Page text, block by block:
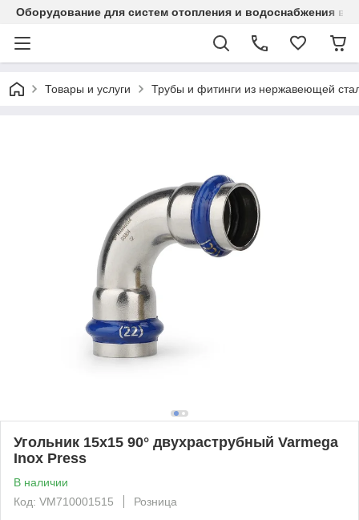
Оборудование для систем отопления и водоснабжения в
Товары и услуги Трубы и фитинги из нержавеющей
Угольник 15x15 90° двухраструбный Varmega
Inox Press
В наличии
Код: VM710001515
Розница